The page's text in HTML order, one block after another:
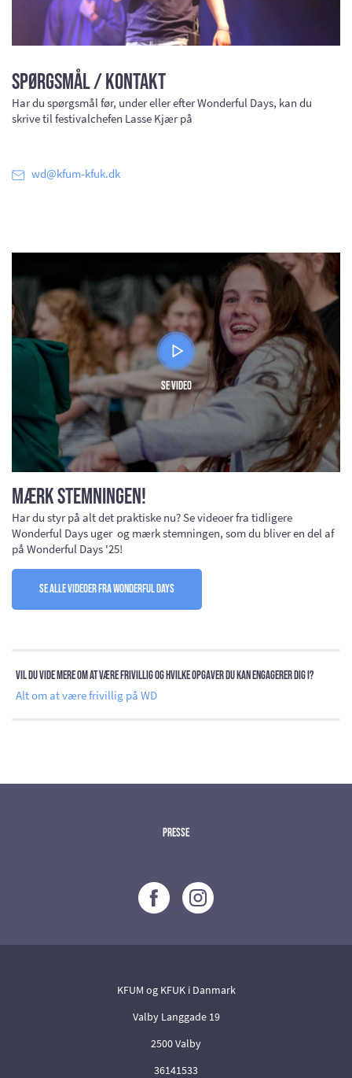
Spørgsmål / Kontakt
Har du spørgsmål før, under eller efter Wonderful Days, kan du
skrive til festivalchefen Lasse Kjær på
wd@kfum-kfuk.dk
Mærk stemningen!
Har du styr på alt det praktiske nu? Se videoer fra tidligere
Wonderful Days uger og mærk stemningen, som du bliver en del af
på Wonderful Days '25!
Se alle videoer fra Wonderful Days
Se video
Vil du vide mere om at være frivillig og hvilke opgaver du kan engagerer dig i?
Alt om at være frivillig på WD
Presse
KFUM og KFUK i Danmark
Valby Langgade 19
2500 Valby
36141533